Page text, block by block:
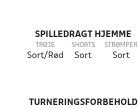
SPILLEDRAGT HJEMME
TRØJE
Sort/Rød
SHORTS
Sort
STRØMPER
Sort
TURNERINGSFORBEHOLD